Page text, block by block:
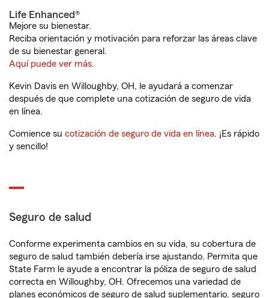
Life Enhanced®
Mejore su bienestar.
Reciba orientación y motivación para reforzar las áreas clave
de su bienestar general.
Aquí puede ver más.
Kevin Davis en Willoughby, OH, le ayudará a comenzar
después de que complete una cotización de seguro de vida
en línea.
Comience su cotización de seguro de vida en línea. ¡Es rápido
y sencillo!
Seguro de salud
Conforme experimenta cambios en su vida, su cobertura de
seguro de salud también debería irse ajustando. Permita que
State Farm le ayude a encontrar la póliza de seguro de salud
correcta en Willoughby, OH. Ofrecemos una variedad de
planes económicos de seguro de salud suplementario, seguro